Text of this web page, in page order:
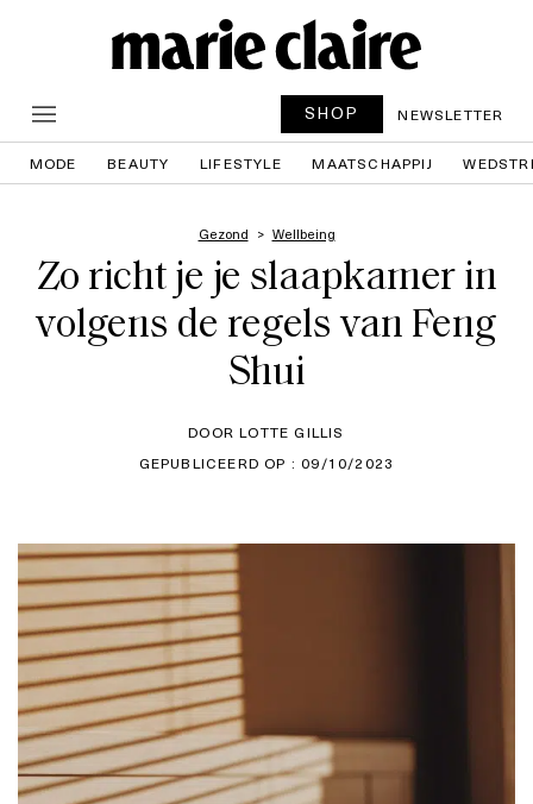
SHOP NEWSLETTER
MODE BEAUTY LIFESTYLE MAATSCHAPPIJ
Gezond Wellbeing
Zo richt je je slaapkamer in
volgens de regels van Feng
Shui
DOOR LOTTE GILLIS
GEPUBLICEERD OP : 09/10/2023